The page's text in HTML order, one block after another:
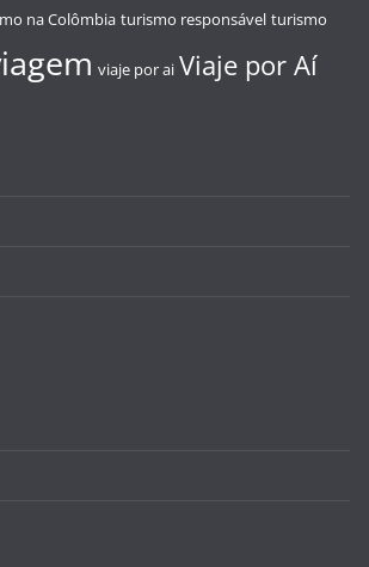
na Colômbia turismo responsável turismo
viaje por ai Viaje por Aí